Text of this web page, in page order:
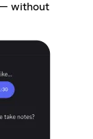
— without